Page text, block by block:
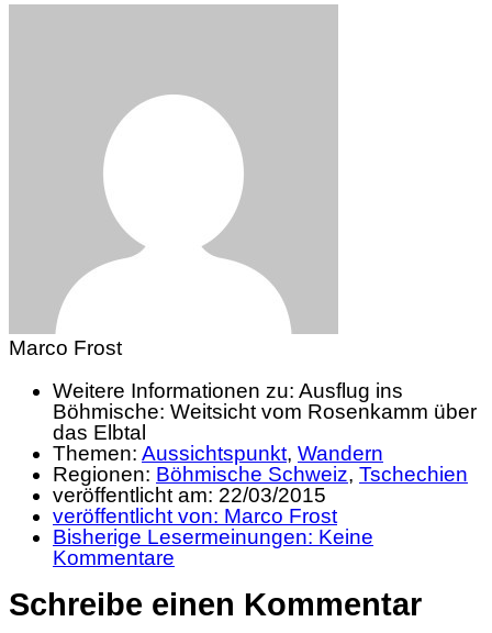
Marco Frost
Weitere Informationen zu: Ausflug ins
Böhmische: Weitsicht vom Rosenkamm über
das Elbtal
Themen: Aussichtspunkt, Wandern
Regionen: Böhmische Schweiz, Tschechien
veröffentlicht am: 22/03/2015
veröffentlicht von: Marco Frost
Bisherige Lesermeinungen: Keine
Kommentare
Schreibe einen Kommentar